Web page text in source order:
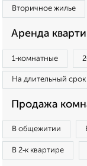
Вторичное жилье
Аренда
1‑комнатные
На длительный срок
Продажа
В общежитии
В 2‑к квартире